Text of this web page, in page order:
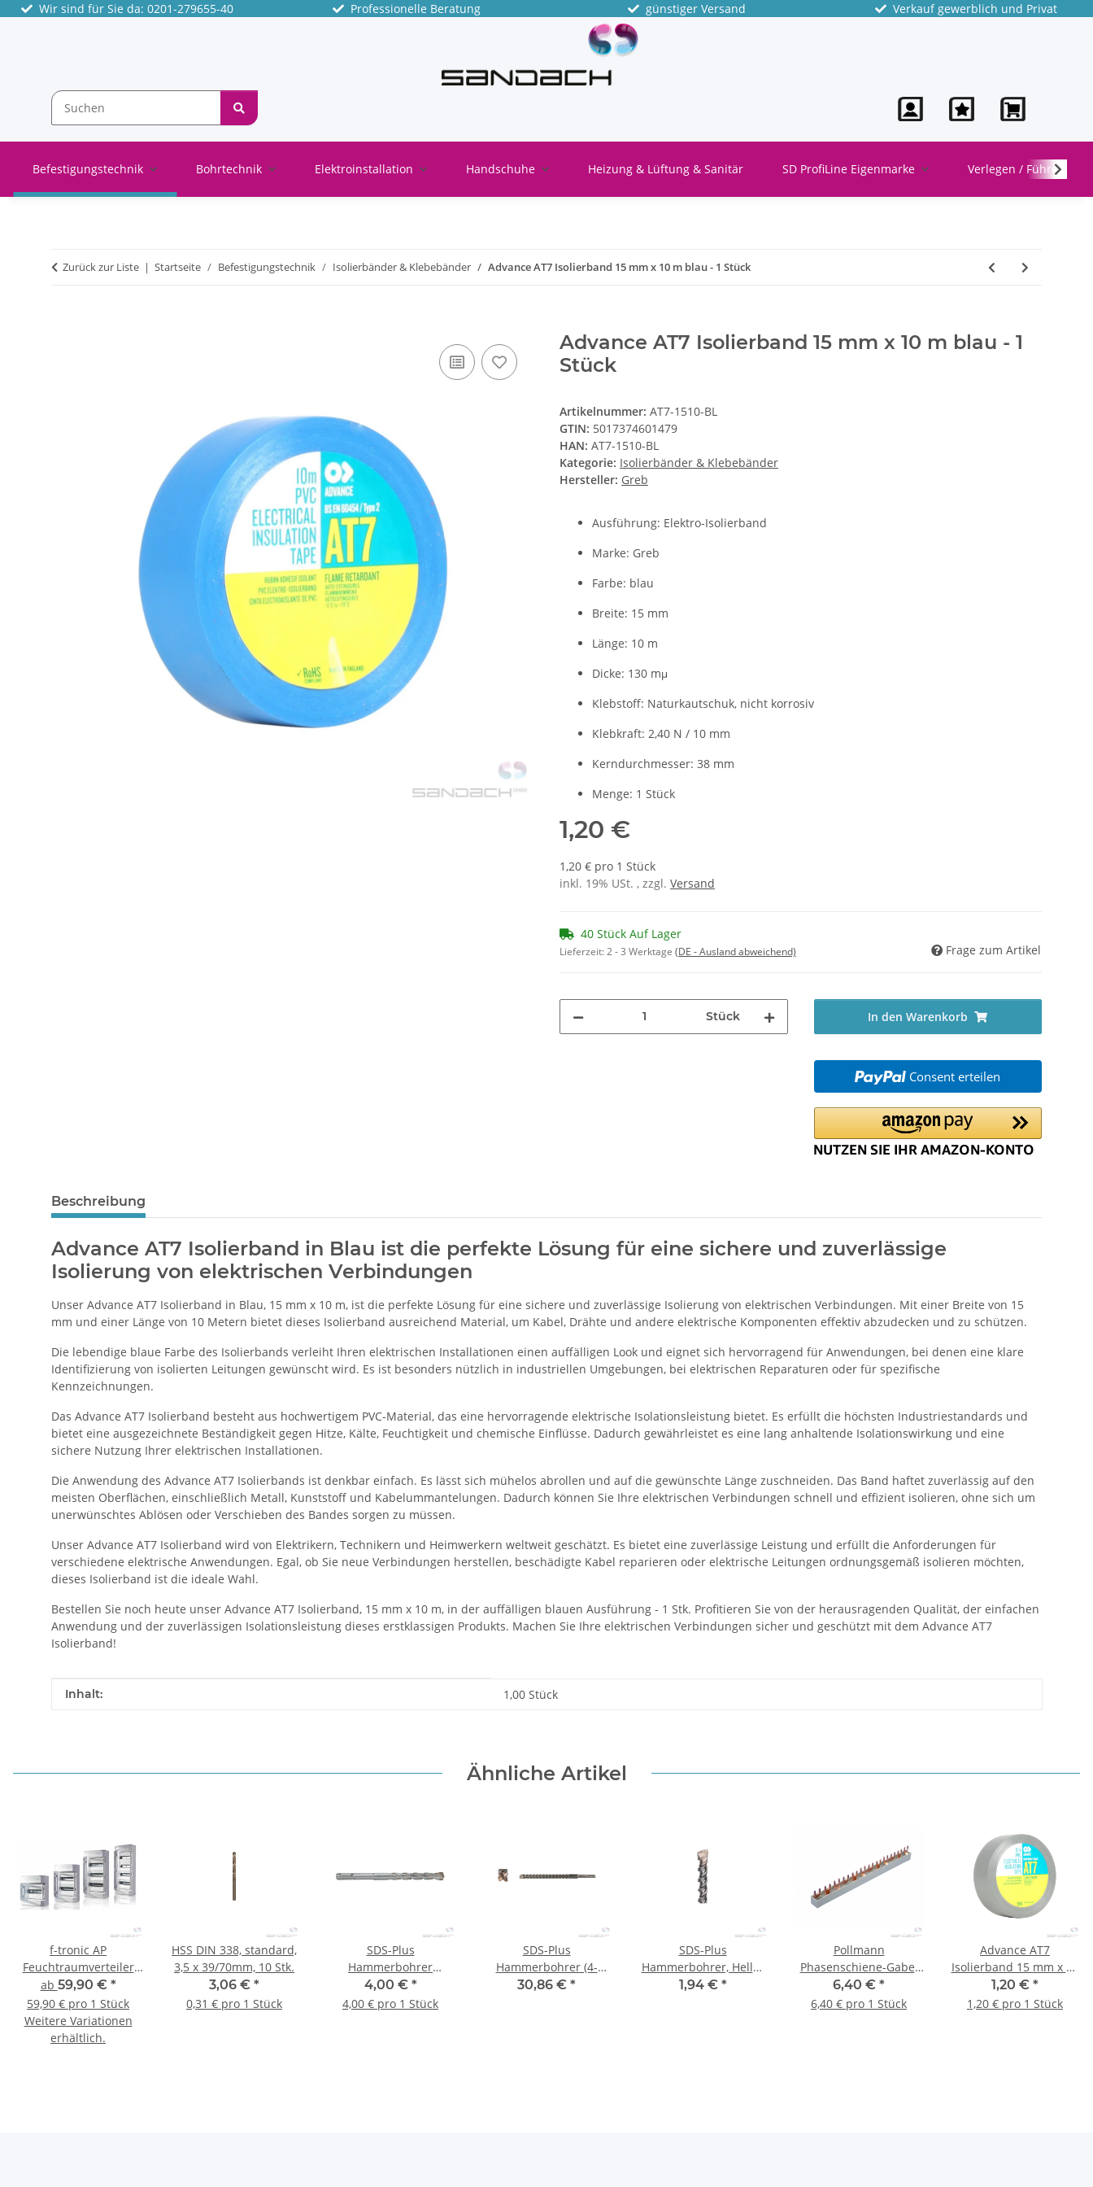
Wir sind für Sie da: 0201-279655-40 Professionelle Beratung günstiger Versand Verkauf gewerblich und Privat
Befestigungstechnik Bohrtechnik Elektroinstallation Handschuhe Heizung & Lüftung & Sanitär SD ProfiLine Eigenmarke Verlegen / Führen
Zurück zur Liste Startseite Befestigungstechnik Isolierbänder & Klebebänder Advance AT7 Isolierband 15 mm x 10 m blau - 1 Stück
Advance AT7 Isolierband 15 mm x 10 m blau - 1
Stück
Artikelnummer: AT7-1510-BL
GTIN: 5017374601479
HAN: AT7-1510-BL
Kategorie: Isolierbänder & Klebebänder
Hersteller: Greb
Ausführung: Elektro-Isolierband
Marke: Greb
Farbe: blau
Breite: 15 mm
Länge: 10 m
Dicke: 130 mµ
Klebstoff: Naturkautschuk, nicht korrosiv
Klebkraft: 2,40 N / 10 mm
Kerndurchmesser: 38 mm
Menge: 1 Stück
1,20 €
1,20 € pro 1 Stück
inkl. 19% USt. , zzgl. Versand
40 Stück Auf Lager
Lieferzeit:2 - 3 Werktage (DE - Ausland abweichend) Frage zum Artikel
Stück In den Warenkorb
Consent erteilen
Beschreibung
Advance AT7 Isolierband in Blau ist die perfekte Lösung für eine sichere und zuverlässige
Isolierung von elektrischen Verbindungen
Unser Advance AT7 Isolierband in Blau, 15 mm x 10 m, ist die perfekte Lösung für eine sichere und zuverlässige Isolierung von elektrischen Verbindungen. Mit einer Breite von 15
mm und einer Länge von 10 Metern bietet dieses Isolierband ausreichend Material, um Kabel, Drähte und andere elektrische Komponenten effektiv abzudecken und zu schützen.
Die lebendige blaue Farbe des Isolierbands verleiht Ihren elektrischen Installationen einen auffälligen Look und eignet sich hervorragend für Anwendungen, bei denen eine klare
Identifizierung von isolierten Leitungen gewünscht wird. Es ist besonders nützlich in industriellen Umgebungen, bei elektrischen Reparaturen oder für spezifische
Kennzeichnungen.
Das Advance AT7 Isolierband besteht aus hochwertigem PVC-Material, das eine hervorragende elektrische Isolationsleistung bietet. Es erfüllt die höchsten Industriestandards und
bietet eine ausgezeichnete Beständigkeit gegen Hitze, Kälte, Feuchtigkeit und chemische Einflüsse. Dadurch gewährleistet es eine lang anhaltende Isolationswirkung und eine
sichere Nutzung Ihrer elektrischen Installationen.
Die Anwendung des Advance AT7 Isolierbands ist denkbar einfach. Es lässt sich mühelos abrollen und auf die gewünschte Länge zuschneiden. Das Band haftet zuverlässig auf den
meisten Oberflächen, einschließlich Metall, Kunststoff und Kabelummantelungen. Dadurch können Sie Ihre elektrischen Verbindungen schnell und effizient isolieren, ohne sich um
unerwünschtes Ablösen oder Verschieben des Bandes sorgen zu müssen.
Unser Advance AT7 Isolierband wird von Elektrikern, Technikern und Heimwerkern weltweit geschätzt. Es bietet eine zuverlässige Leistung und erfüllt die Anforderungen für
verschiedene elektrische Anwendungen. Egal, ob Sie neue Verbindungen herstellen, beschädigte Kabel reparieren oder elektrische Leitungen ordnungsgemäß isolieren möchten,
dieses Isolierband ist die ideale Wahl.
Bestellen Sie noch heute unser Advance AT7 Isolierband, 15 mm x 10 m, in der auffälligen blauen Ausführung - 1 Stk. Profitieren Sie von der herausragenden Qualität, der einfachen
Anwendung und der zuverlässigen Isolationsleistung dieses erstklassigen Produkts. Machen Sie Ihre elektrischen Verbindungen sicher und geschützt mit dem Advance AT7
Isolierband!
Produkteigenschaft
Wert
Inhalt: 1,00 Stück
Ähnliche Artikel
f-tronic AP
Feuchtraumverteiler
NEPTUN IP65
ab 59,90 € *
59,90 € pro 1 Stück
Weitere Variationen
erhältlich.
HSS DIN 338, standard,
3,5 x 39/70mm, 10 Stk.
3,06 € *
0,31 € pro 1 Stück
SDS-Plus
Hammerbohrer
8x100x160mm VARIO
4,00 € *
4,00 € pro 1 Stück
SDS-Plus
Hammerbohrer (4-
power) 10 x 600 mm
30,86 € *
SDS-Plus
Hammerbohrer, Heller
(PreFix) 5 x 160 mm - 1
1,94 € *
Pollmann
Phasenschiene-Gabel
12-teilig, 10 mm². 3-
polig - 1 Stk.
6,40 € *
6,40 € pro 1 Stück
Advance AT7
Isolierband 15 mm x 10
m grau - 1 Stück
1,20 € *
1,20 € pro 1 Stück